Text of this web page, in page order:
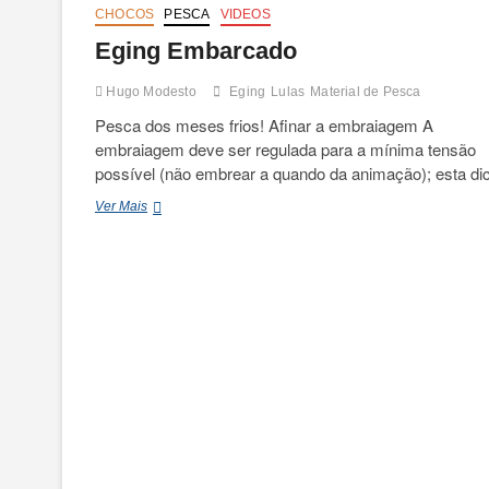
CHOCOS PESCA VIDEOS
Eging Embarcado
Hugo Modesto Eging Lulas Material de Pesca
Pesca dos meses frios! Afinar a embraiagem A
embraiagem deve ser regulada para a mínima tensão
possível (não embrear a quando da animação); esta
Ver MaisEging